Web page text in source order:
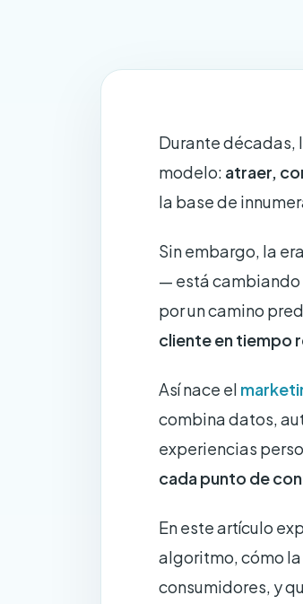
Durante décadas,
modelo: atraer,
la base de
Sin embargo, la
— está cambiando
por un camino
cliente en tiempo
Así nace el
combina datos,
experiencias
cada punto de
En este artículo
algoritmo, cómo
consumidores, y